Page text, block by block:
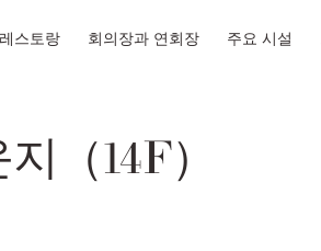
레스토랑 회의장과 연회장 주요 시설
（14F）